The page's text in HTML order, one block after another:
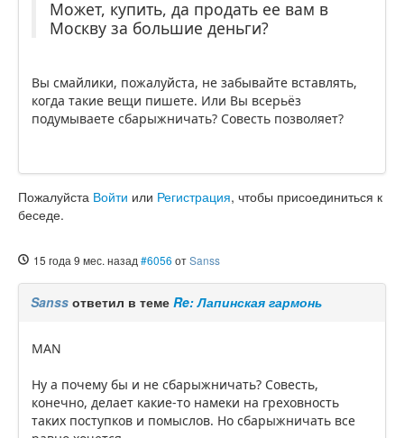
Может, купить, да продать ее вам в
Москву за большие деньги?
Вы смайлики, пожалуйста, не забывайте вставлять,
когда такие вещи пишете. Или Вы всерьёз
подумываете сбарыжничать? Совесть позволяет?
Пожалуйста Войти или Регистрация, чтобы присоединиться к
беседе.
15 года 9 мес. назад #6056 отSanss
Sanss ответил в теме Re: Лапинская гармонь
MAN
Ну а почему бы и не сбарыжничать? Совесть,
конечно, делает какие-то намеки на греховность
таких поступков и помыслов. Но сбарыжничать все